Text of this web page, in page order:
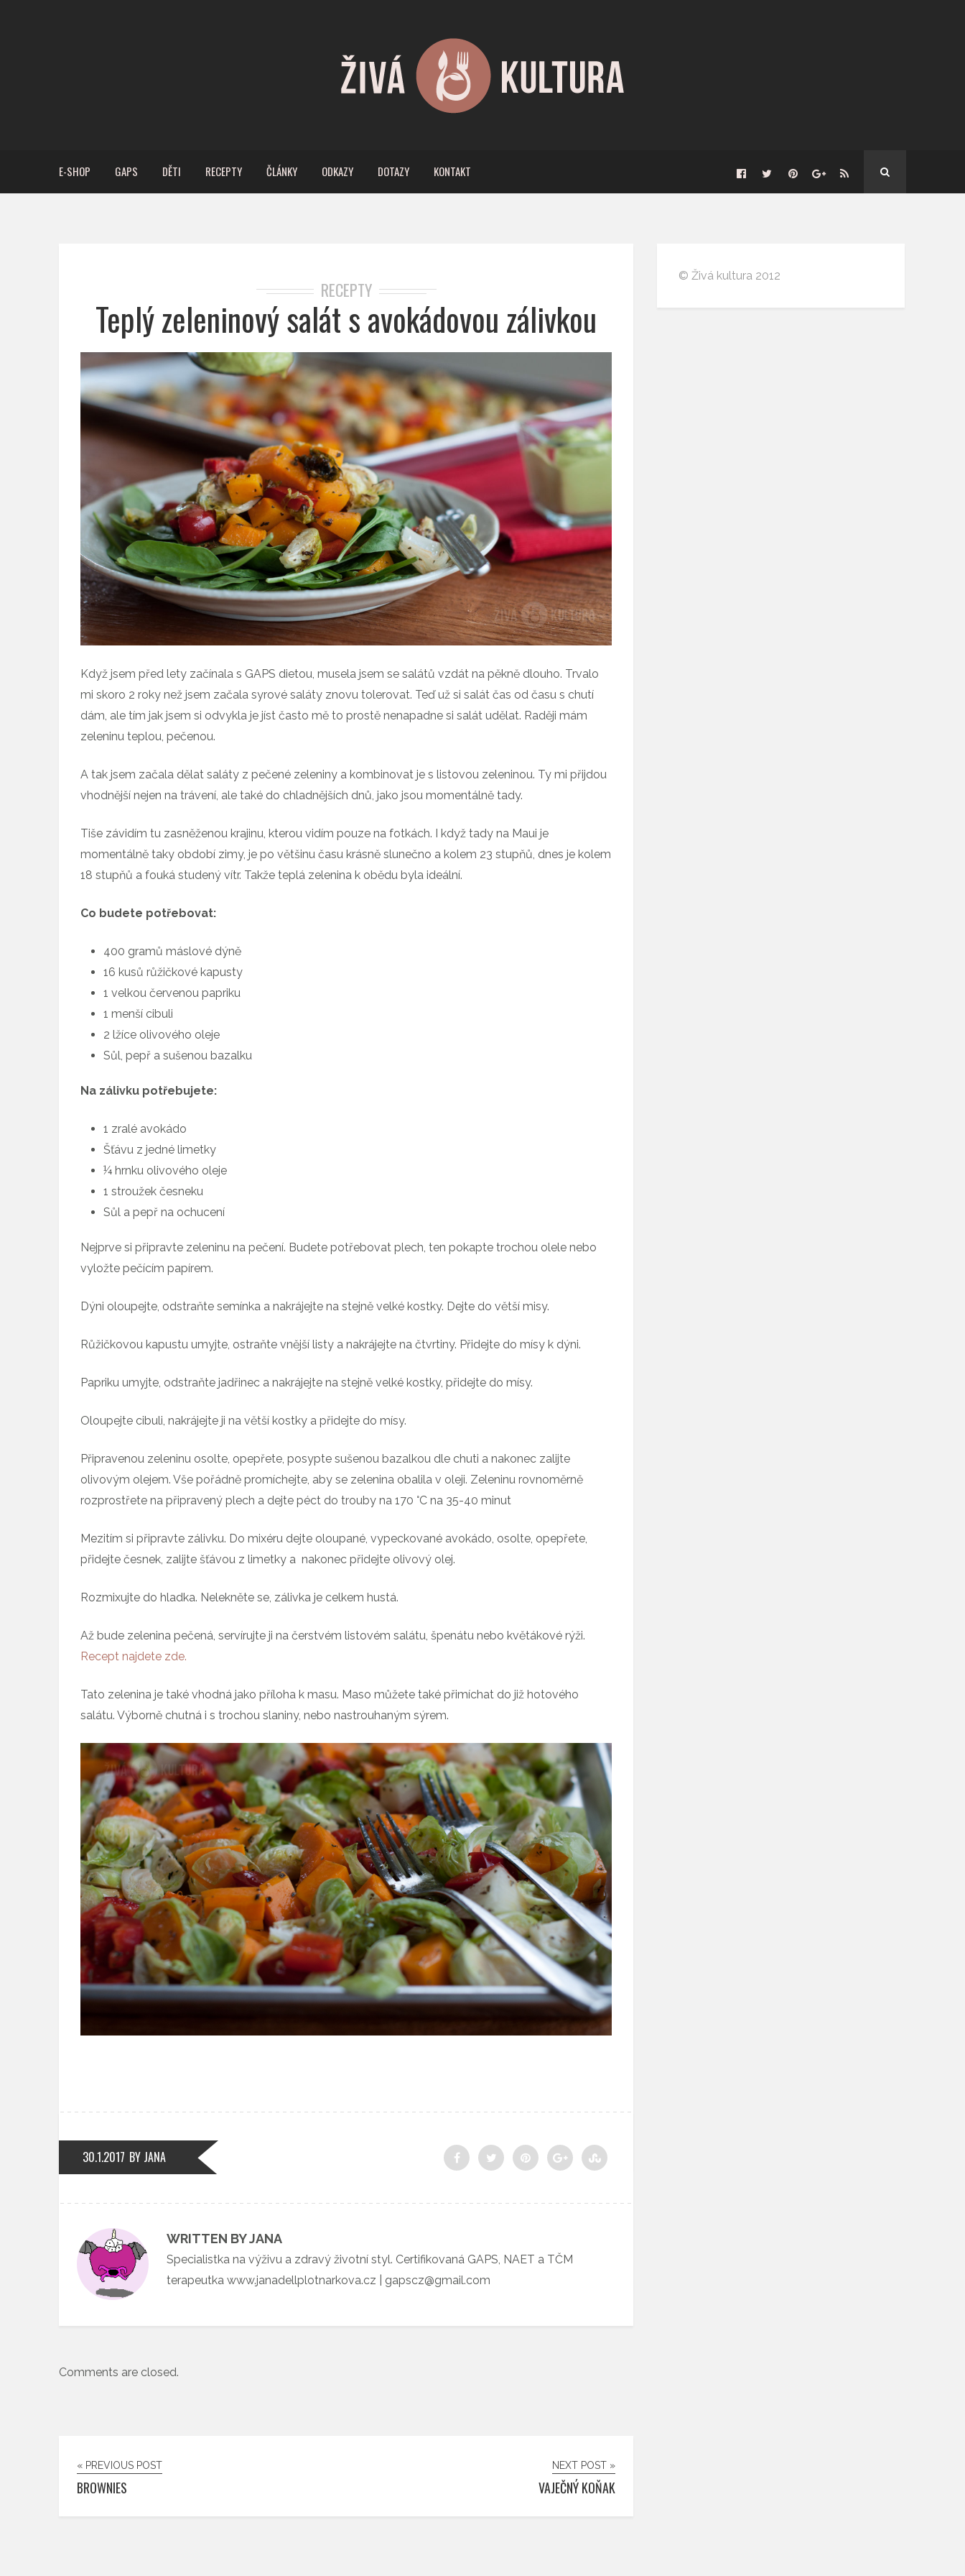
E-SHOP GAPS DĚTI RECEPTY ČLÁNKY ODKAZY DOTAZY KONTAKT
RECEPTY
Teplý zeleninový salát s avokádovou zálivkou
Když jsem před lety začínala s GAPS dietou, musela jsem se salátů vzdát na pěkně dlouho. Trvalo
mi skoro 2 roky než jsem začala syrové saláty znovu tolerovat. Teď už si salát čas od času s chutí
dám, ale tím jak jsem si odvykla je jíst často mě to prostě nenapadne si salát udělat. Raději mám
zeleninu teplou, pečenou.
A tak jsem začala dělat saláty z pečené zeleniny a kombinovat je s listovou zeleninou. Ty mi přijdou
vhodnější nejen na trávení, ale také do chladnějších dnů, jako jsou momentálně tady.
Tiše závidím tu zasněženou krajinu, kterou vidím pouze na fotkách. I když tady na Maui je
momentálně taky období zimy, je po většinu času krásně slunečno a kolem 23 stupňů, dnes je kolem
18 stupňů a fouká studený vítr. Takže teplá zelenina k obědu byla ideální.
Co budete potřebovat:
400 gramů máslové dýně
16 kusů růžičkové kapusty
1 velkou červenou papriku
1 menší cibuli
2 lžíce olivového oleje
Sůl, pepř a sušenou bazalku
Na zálivku potřebujete:
1 zralé avokádo
Šťávu z jedné limetky
¼ hrnku olivového oleje
1 stroužek česneku
Sůl a pepř na ochucení
Nejprve si připravte zeleninu na pečení. Budete potřebovat plech, ten pokapte trochou olele nebo
vyložte pečícím papírem.
Dýni oloupejte, odstraňte semínka a nakrájejte na stejně velké kostky. Dejte do větší misy.
Růžičkovou kapustu umyjte, ostraňte vnější listy a nakrájejte na čtvrtiny. Přidejte do mísy k dýni.
Papriku umyjte, odstraňte jadřinec a nakrájejte na stejně velké kostky, přidejte do mísy.
Oloupejte cibuli, nakrájejte ji na větší kostky a přidejte do mísy.
Připravenou zeleninu osolte, opepřete, posypte sušenou bazalkou dle chuti a nakonec zalijte
olivovým olejem. Vše pořádně promíchejte, aby se zelenina obalila v oleji. Zeleninu rovnoměrně
rozprostřete na připravený plech a dejte péct do trouby na 170 °C na 35-40 minut
Mezitím si připravte zálivku. Do mixéru dejte oloupané, vypeckované avokádo, osolte, opepřete,
přidejte česnek, zalijte šťávou z limetky a nakonec přidejte olivový olej.
Rozmixujte do hladka. Nelekněte se, zálivka je celkem hustá.
Až bude zelenina pečená, servírujte ji na čerstvém listovém salátu, špenátu nebo květákové rýži.
Recept najdete zde.
Tato zelenina je také vhodná jako příloha k masu. Maso můžete také přimíchat do již hotového
salátu. Výborně chutná i s trochou slaniny, nebo nastrouhaným sýrem.
30.1.2017 BY JANA
WRITTEN BY JANA
Specialistka na výživu a zdravý životní styl. Certifikovaná GAPS, NAET a TČM
terapeutka www.janadellplotnarkova.cz | gapscz@gmail.com
Comments are closed.
« PREVIOUS POST
BROWNIES
NEXT POST »
VAJEČNÝ KOŇAK
© Živá kultura 2012